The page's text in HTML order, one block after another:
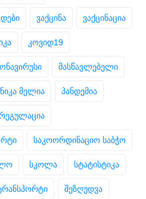
ვაქცინა ვაქცინაცია
კოვიდ19
მასწავლებელი
ნიკა მელია პანდემია
საკოორდინაციო საბჭო
სკოლა სტატისტიკა
შეზღუდვა